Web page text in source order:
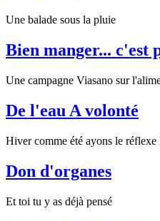
Une balade sous la pluie
Bien manger... c'est
Une campagne Viasano sur
De l'eau A volonté
Hiver comme été ayons le
Don d'organes
Et toi tu y as déjà pensé